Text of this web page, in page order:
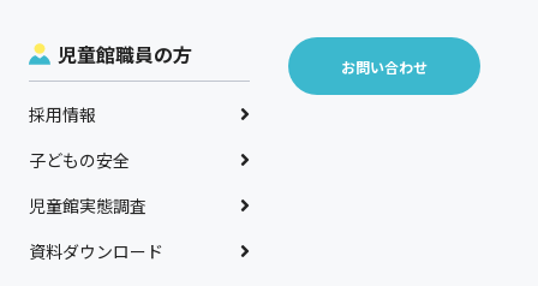
児童館職員の方
採用情報
子どもの安全
児童館実態調査
資料ダウンロード
お問い合わせ